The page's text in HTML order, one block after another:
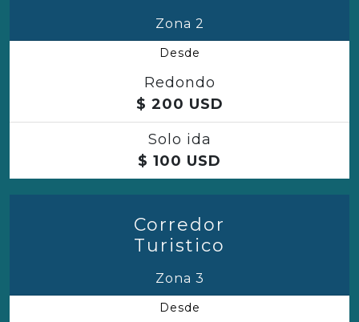
Zona 2
Desde
Redondo
$ 200 USD
Solo ida
$ 100 USD
Corredor
Turistico
Zona 3
Desde